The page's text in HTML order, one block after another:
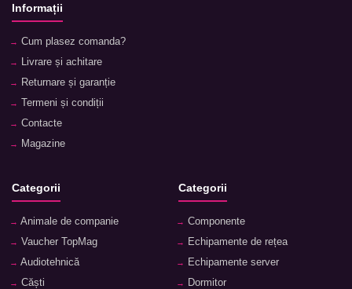
Informații
Cum plasez comanda?
Livrare și achitare
Returnare și garanție
Termeni și condiții
Contacte
Magazine
Categorii
Animale de companie
Vaucher TopMag
Audiotehnică
Căști
Categorii
Componente
Echipamente de rețea
Echipamente server
Dormitor